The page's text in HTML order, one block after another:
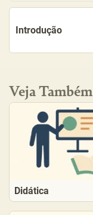
Introdução
Veja Também
Didática